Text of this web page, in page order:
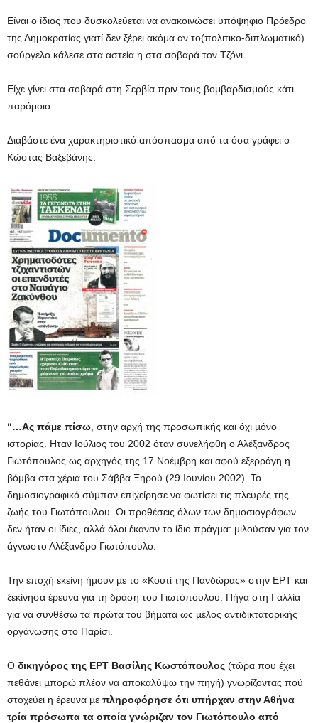
Είναι ο ίδιος που δυσκολεύεται να ανακοινώσει υπόψηφιο Πρόεδρο
της Δημοκρατίας γιατί δεν ξέρει ακόμα αν το(πολιτικο-διπλωματικό)
σούργελο κάλεσε στα αστεία η στα σοβαρά τον Τζόνι…
Είχε γίνει στα σοβαρά στη Σερβία πριν τους βομβαρδισμούς κάτι
παρόμοιο…
Διαβάστε ένα χαρακτηριστικό απόσπασμα από τα όσα γράφει ο
Κώστας Βαξεβάνης:
“…Ας πάµε πίσω , στην αρχή της προσωπικής και όχι µόνο
ιστορίας. Ηταν Ιούλιος του 2002 όταν συνελήφθη ο Αλέξανδρος
Γιωτόπουλος ως αρχηγός της 17 Νοέµβρη και αφού εξερράγη η
βόµβα στα χέρια του Σάββα Ξηρού (29 Ιουνίου 2002). Το
δηµοσιογραφικό σύµπαν επιχείρησε να φωτίσει τις πλευρές της
ζωής του Γιωτόπουλου. Οι προθέσεις όλων των δηµοσιογράφων
δεν ήταν οι ίδιες, αλλά όλοι έκαναν το ίδιο πράγµα: µιλούσαν για τον
άγνωστο Αλέξανδρο Γιωτόπουλο.
Την εποχή εκείνη ήµουν µε το «Κουτί της Πανδώρας» στην ΕΡΤ και
ξεκίνησα έρευνα για τη δράση του Γιωτόπουλου. Πήγα στη Γαλλία
για να συνθέσω τα πρώτα του βήµατα ως µέλος αντιδικτατορικής
οργάνωσης στο Παρίσι.
Ο δικηγόρος της ΕΡΤ Βασίλης Κωστόπουλος (τώρα που έχει
πεθάνει µπορώ πλέον να αποκαλύψω την πηγή) γνωρίζοντας πού
στοχεύει η έρευνα µε πληροφόρησε ότι υπήρχαν στην Αθήνα
τρία πρόσωπα τα οποία γνώριζαν τον Γιωτόπουλο από